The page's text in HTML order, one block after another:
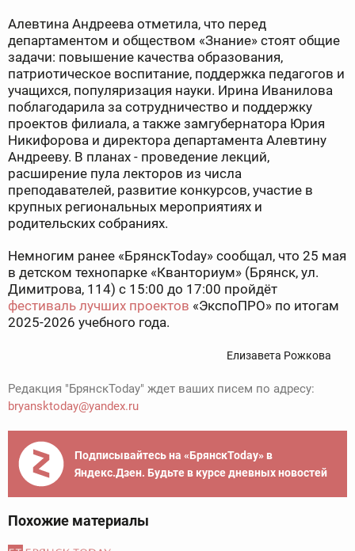
Алевтина Андреева отметила, что перед
департаментом и обществом «Знание» стоят общие
задачи: повышение качества образования,
патриотическое воспитание, поддержка педагогов и
учащихся, популяризация науки. Ирина Иванилова
поблагодарила за сотрудничество и поддержку
проектов филиала, а также замгубернатора Юрия
Никифорова и директора департамента Алевтину
Андрееву. В планах - проведение лекций,
расширение пула лекторов из числа
преподавателей, развитие конкурсов, участие в
крупных региональных мероприятиях и
родительских собраниях.
Немногим ранее «БрянскToday» сообщал, что 25 мая
в детском технопарке «Кванториум» (Брянск, ул.
Димитрова, 114) с 15:00 до 17:00 пройдёт
фестиваль лучших проектов «ЭкспоПРО» по итогам
2025-2026 учебного года.
Елизавета Рожкова
Редакция "БрянскToday" ждет ваших писем по адресу:
bryansktoday@yandex.ru
Подписывайтесь на «БрянскToday» в
Яндекс.Дзен. Будьте в курсе дневных новостей
Похожие материалы